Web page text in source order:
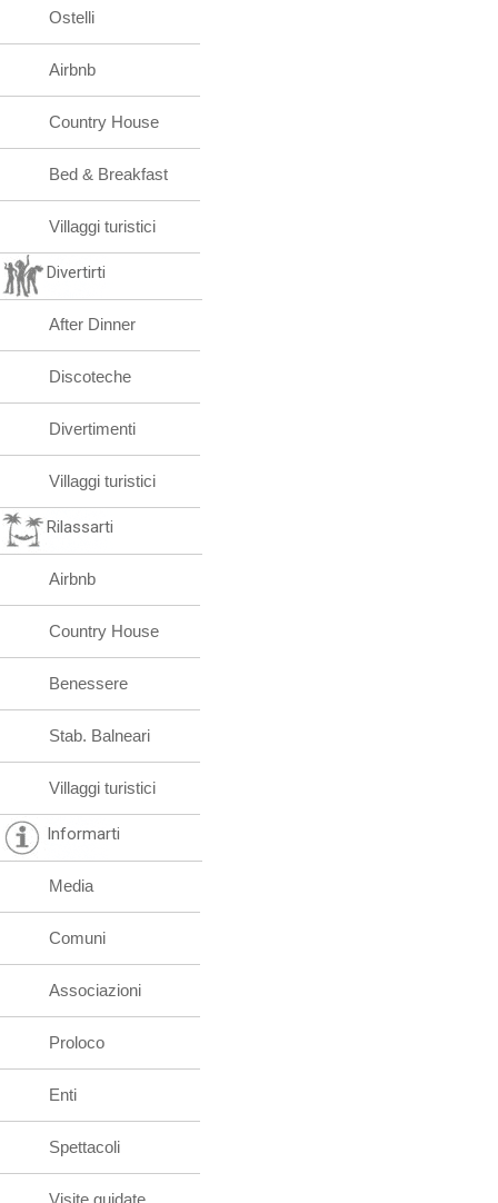
Ostelli
Airbnb
Country House
Bed & Breakfast
Villaggi turistici
Divertirti
After Dinner
Discoteche
Divertimenti
Villaggi turistici
Rilassarti
Airbnb
Country House
Benessere
Stab. Balneari
Villaggi turistici
Informarti
Media
Comuni
Associazioni
Proloco
Enti
Spettacoli
Visite guidate